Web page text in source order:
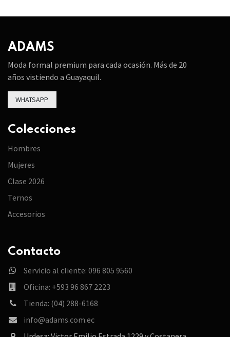
ADAMS
Moda formal premium para cada ocasión. Más de 20
años vistiendo a Guayaquil.
WHATSAPP
Colecciones
Hombres
Mujeres
Clase 2026
Ternos
Accesorios
Contacto
Servicio al cliente: 096 805 9560
Oficina: +593 96 867 2223
Tienda: (04) 288-6168
info@adams.com.ec